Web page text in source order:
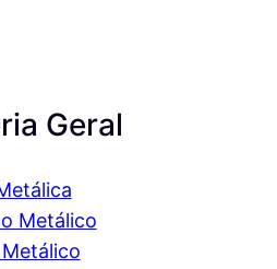
Geral
Metálico